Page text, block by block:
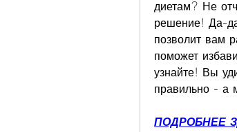
диетам? Не
решение! Да-
позволит вам
поможет
узнайте! Вы
правильно - а
ПОДРОБНЕЕ